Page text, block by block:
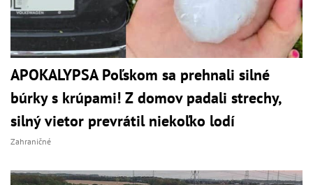
APOKALYPSA Poľskom sa prehnali silné
búrky s krúpami! Z domov padali strechy,
silný vietor prevrátil niekoľko lodí
Zahraničné